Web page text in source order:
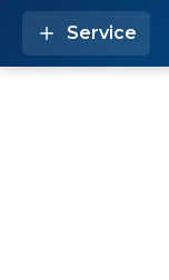
Service